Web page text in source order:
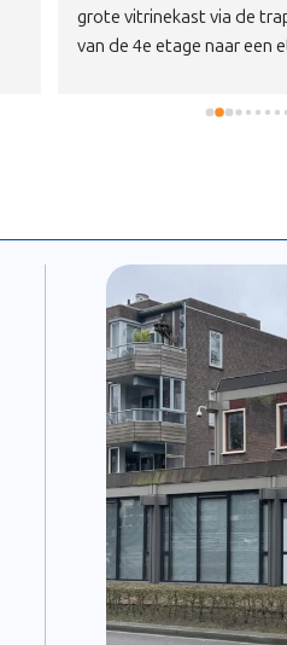
grote vitrinekast via de
van de 4e etage naar een
opgenomen met
trappen naar de 3e etage
dat de kast weer
woonkamer staat en we
uitruimen.Bedankt
snelle inzet in deze.